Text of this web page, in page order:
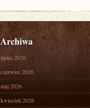
Archiwa
lipiec 2026
czerwiec 2026
maj 2026
kwiecień 2026